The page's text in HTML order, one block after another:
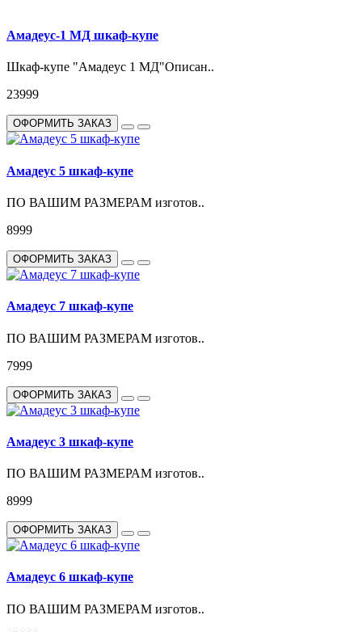
Амадеус-1 MД шкаф-купе
Шкаф-купе "Амадеус 1 МД"Описан..
23999
ОФОРМИТЬ ЗАКАЗ
Амадеус 5 шкаф-купе
ПО ВАШИМ РАЗМЕРАМ изготов..
8999
ОФОРМИТЬ ЗАКАЗ
Амадеус 7 шкаф-купе
ПО ВАШИМ РАЗМЕРАМ изготов..
7999
ОФОРМИТЬ ЗАКАЗ
Амадеус 3 шкаф-купе
ПО ВАШИМ РАЗМЕРАМ изготов..
8999
ОФОРМИТЬ ЗАКАЗ
Амадеус 6 шкаф-купе
ПО ВАШИМ РАЗМЕРАМ изготов..